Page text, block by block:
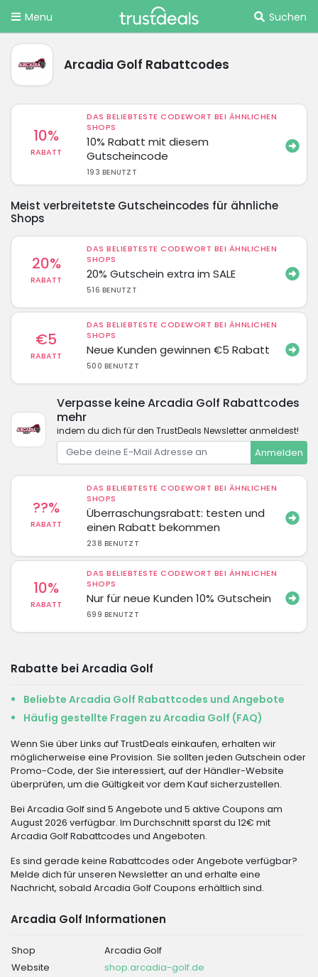
Menu Suchen
Arcadia Golf Rabattcodes
10%
RABATT
DAS BELIEBTESTE CODEWORT BEI ÄHNLICHEN
SHOPS
10% Rabatt mit diesem
Gutscheincode
193 BENUTZT
Meist verbreitetste Gutscheincodes für ähnliche
Shops
20%
RABATT
DAS BELIEBTESTE CODEWORT BEI ÄHNLICHEN
SHOPS
20% Gutschein extra im SALE
516 BENUTZT
€5
RABATT
DAS BELIEBTESTE CODEWORT BEI ÄHNLICHEN
SHOPS
Neue Kunden gewinnen €5 Rabatt
500 BENUTZT
Verpasse keine Arcadia Golf Rabattcodes
mehr
indem du dich für den TrustDeals Newsletter anmeldest!
Anmelden
??%
RABATT
DAS BELIEBTESTE CODEWORT BEI ÄHNLICHEN
SHOPS
Überraschungsrabatt: testen und
einen Rabatt bekommen
238 BENUTZT
10%
RABATT
DAS BELIEBTESTE CODEWORT BEI ÄHNLICHEN
SHOPS
Nur für neue Kunden 10% Gutschein
699 BENUTZT
Rabatte bei Arcadia Golf
Beliebte Arcadia Golf Rabattcodes und Angebote
Häufig gestellte Fragen zu Arcadia Golf (FAQ)
Wenn Sie über Links auf TrustDeals einkaufen, erhalten wir
möglicherweise eine Provision. Sie sollten jeden Gutschein oder
Promo-Code, der Sie interessiert, auf der Händler-Website
überprüfen, um die Gültigkeit vor dem Kauf sicherzustellen.
Bei Arcadia Golf sind 5 Angebote und 5 aktive Coupons am
August 2026 verfügbar. Im Durchschnitt sparst du 12€ mit
Arcadia Golf Rabattcodes und Angeboten.
Es sind gerade keine Rabattcodes oder Angebote verfügbar?
Melde dich für unseren Newsletter an und erhalte eine
Nachricht, sobald Arcadia Golf Coupons erhältlich sind.
Arcadia Golf Informationen
Shop
Arcadia Golf
Website
shop.arcadia-golf.de